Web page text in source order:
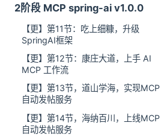
2阶段 MCP spring-ai v1.0.0
【更】第11节：吃上细糠，升级
SpringAI框架
【更】第12节：康庄大道，上手 AI
MCP 工作流
【更】第13节，道山学海，实现MCP
自动发帖服务
【更】第14节，海纳百川，上线MCP
自动发帖服务